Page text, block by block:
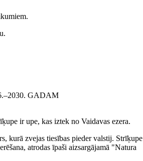
GADAM
ir upe, kas iztek no Vaidavas ezera.
kurā zvejas tiesības pieder valstij. Strīķupe
atrodas īpaši aizsargājamā "Natura